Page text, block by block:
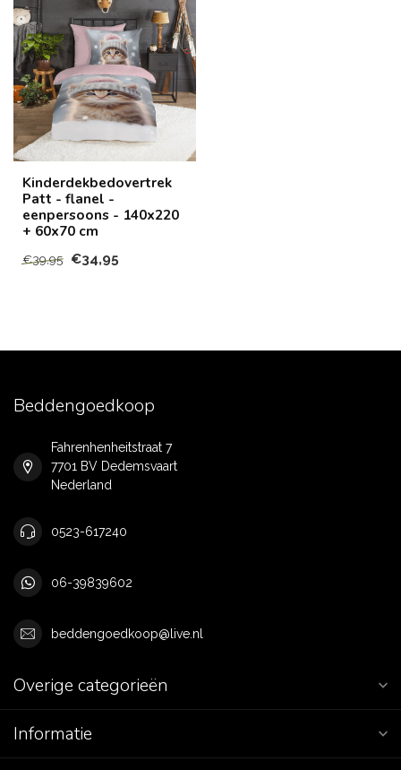
Kinderdekbedovertrek
Patt - flanel -
eenpersoons - 140x220
+ 60x70 cm
€39,95 €34,95
Beddengoedkoop
Fahrenhenheitstraat 7
7701 BV Dedemsvaart
Nederland
0523-617240
06-39839602
beddengoedkoop@live.nl
Overige categorieën
Informatie